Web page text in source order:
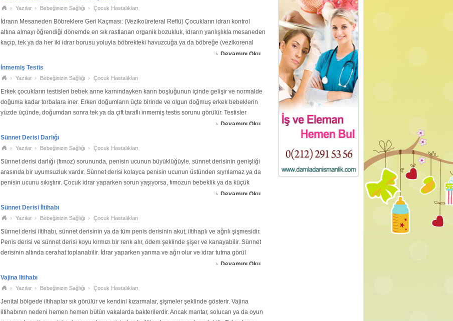
Yazılar Bebeğinizin Sağlığı Çocuk Hastalıkları
İdrarın Mesaneden Böbreklere Geri Kaçması: (Vezikoüreteral Reflü) Çocukların idrarı kontrol
altına almayı öğrendiği dönemde en sık rastlanan organik bozukluk, idrarın yanlışlıkla mesaneden
kaçıp, tek ya da her iki idrar borusu yoluyla böbrekteki havuzcuğa ya da böbreğe (vezikorenal
Devamını Oku
İnmemiş Testis
Yazılar Bebeğinizin Sağlığı Çocuk Hastalıkları
Erkek çocukların testisleri bebek anne karnındayken karın boşluğunun içinde gelişir ve normalde
doğuma kadar torbalara iner. Erken doğumların üçte birinde ve olgun doğmuş erkek bebeklerin
yüzde üçünde, doğumdan sonra tek ya da çift taraflı inmemiş testis sorunu görülür. Testisler
Devamını Oku
Sünnet Derisi Darlığı
Yazılar Bebeğinizin Sağlığı Çocuk Hastalıkları
Sünnet derisi darlığı (fımoz) sorununda, penisin ucunun büyüklüğüyle, sünnet derisinin genişliği
arasında bir uyumsuzluk vardır. Sünnet derisi kolayca penisin ucunun üstünden sıyrılamaz ya da
penisin ucunu sıkıştırır. Çocuk idrar yaparken sorun yaşıyorsa, fımozun bebeklik ya da küçük
Devamını Oku
Sünnet Derisi İltihabı
Yazılar Bebeğinizin Sağlığı Çocuk Hastalıkları
Sünnet derisi iltihabı, sünnet derisinin ya da tüm penis derisinin akut, iltihaplı ve ağrılı şişmesidir.
Penis derisi ve sünnet derisi koyu kırmızı bir renk alır, ödem şeklinde şişer ve kanayabilir. Sünnet
derisinin altında cerahat toplanabilir. İdrar yaparken yanma ve ağrı olur ve idrar tutma görül
Devamını Oku
Vajina Iltihabı
Yazılar Bebeğinizin Sağlığı Çocuk Hastalıkları
Jenital bölgede iltihaplar sık görülür ve kendini kızarmalar, şişmeler şeklinde gösterir. Vajina
iltihabının nedeni hemen hemen bütün vakalarda bakterilerdir. Ancak mantar, solucan ya da oyun